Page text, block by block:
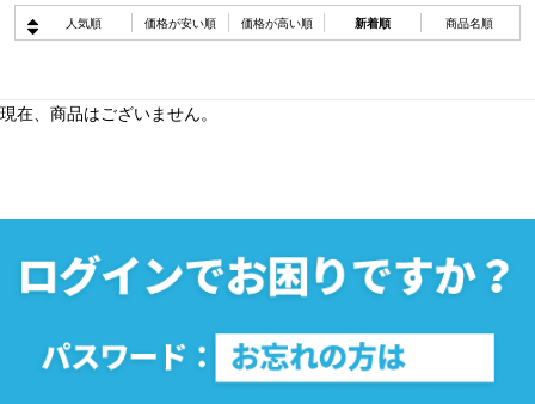
人気順 価格が安い順 価格が高い順 新着順 商品名順
現在、商品はございません。